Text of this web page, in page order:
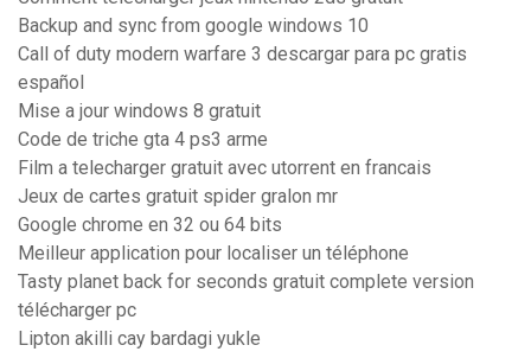
Backup and sync from google windows 10
Call of duty modern warfare 3 descargar para pc gratis
español
Mise a jour windows 8 gratuit
Code de triche gta 4 ps3 arme
Film a telecharger gratuit avec utorrent en francais
Jeux de cartes gratuit spider gralon mr
Google chrome en 32 ou 64 bits
Meilleur application pour localiser un téléphone
Tasty planet back for seconds gratuit complete version
télécharger pc
Lipton akilli cay bardagi yukle